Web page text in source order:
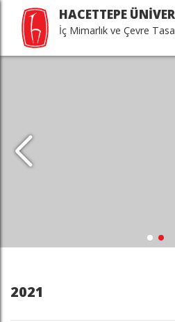
HACETTEPE
İç Mimarlık ve Çevre
2021